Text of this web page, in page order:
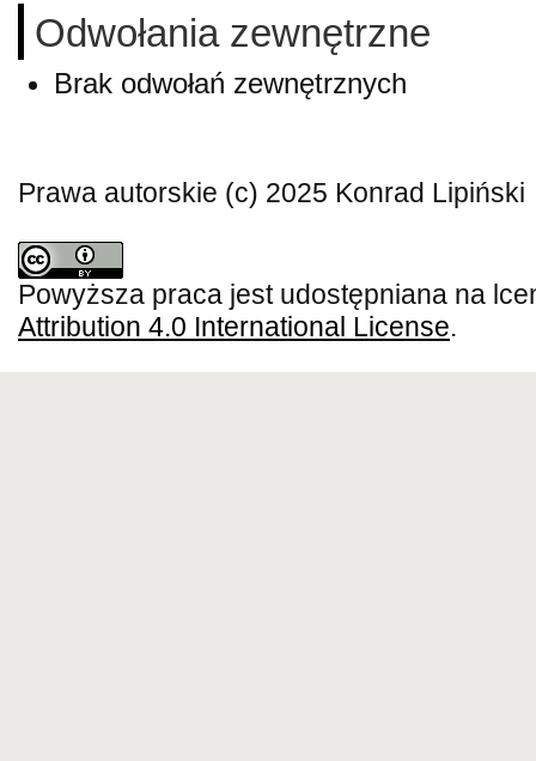
Odwołania zewnętrzne
Brak odwołań zewnętrznych
Prawa autorskie (c) 2025 Konrad Lipiński
Powyższa praca jest udostępniana na
Attribution 4.0 International License.